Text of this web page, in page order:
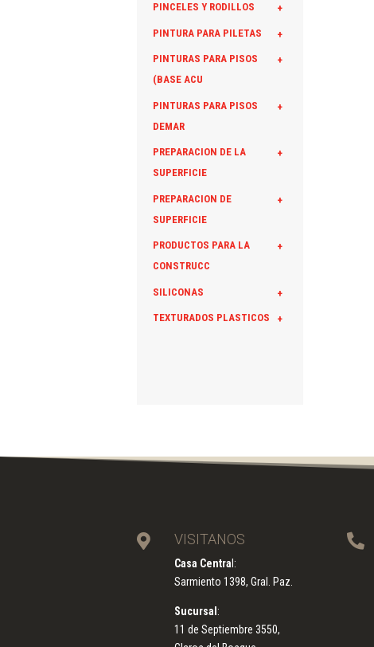
+
PINCELES Y RODILLOS
+
PINTURA PARA PILETAS
+
PINTURAS PARA PISOS
(BASE ACU
+
PINTURAS PARA PISOS
DEMAR
+
PREPARACION DE LA
SUPERFICIE
+
PREPARACION DE
SUPERFICIE
+
PRODUCTOS PARA LA
CONSTRUCC
+
SILICONAS
+
TEXTURADOS PLASTICOS
 VISITANOS
Casa Centra l:
Sarmiento 1398, Gral. Paz.
Sucursal :
11 de Septiembre 3550,
